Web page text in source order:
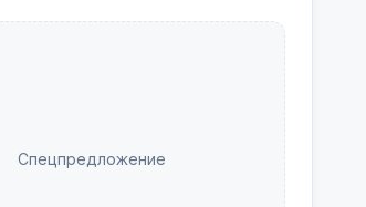
Спецпредложение